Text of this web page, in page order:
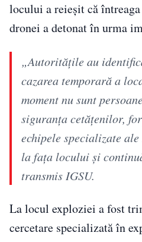
locului a reieşit că
dronei a detonat în urma
„Autorităţile au
cazarea temporară a
moment nu sunt
siguranţa cetăţenilor,
echipele specializate
la faţa locului şi
transmis IGSU.
La locul exploziei a fost
cercetare specializată în